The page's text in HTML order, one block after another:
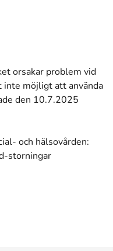
orsakar problem vid
inte möjligt att använda
den 10.7.2025
och hälsovården:
storningar